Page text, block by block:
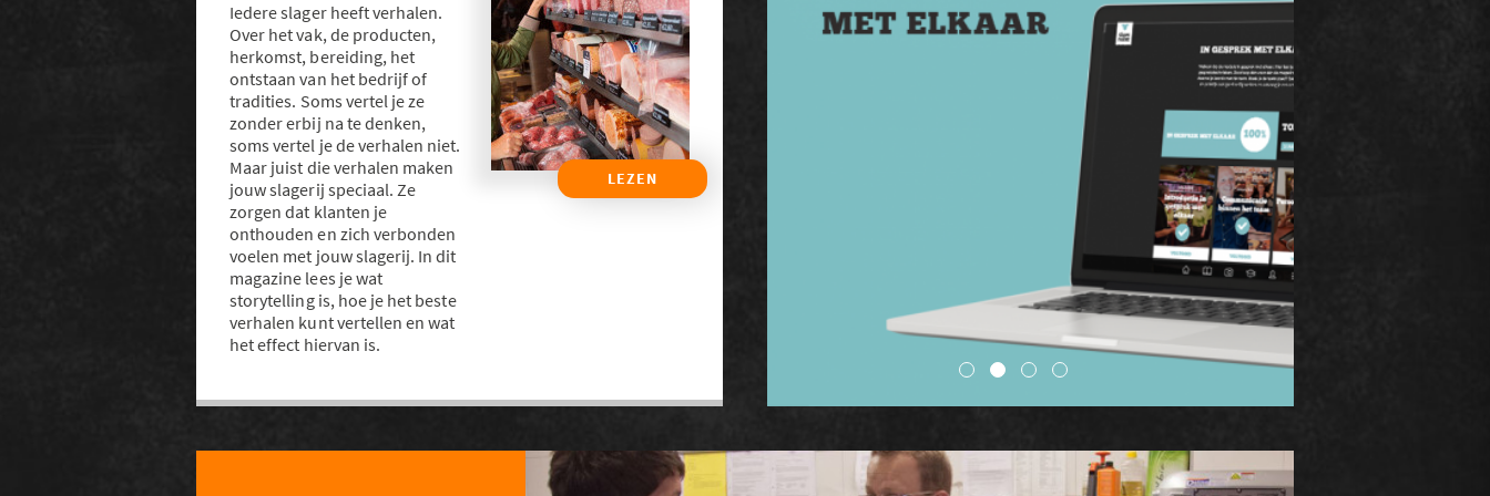
Iedere slager heeft verhalen.
Over het vak, de producten,
herkomst, bereiding, het
ontstaan van het bedrijf of
tradities. Soms vertel je ze
zonder erbij na te denken,
soms vertel je de verhalen niet.
Maar juist die verhalen maken
jouw slagerij speciaal. Ze
zorgen dat klanten je
onthouden en zich verbonden
voelen met jouw slagerij. In dit
magazine lees je wat
storytelling is, hoe je het beste
verhalen kunt vertellen en wat
het effect hiervan is.
LEZEN